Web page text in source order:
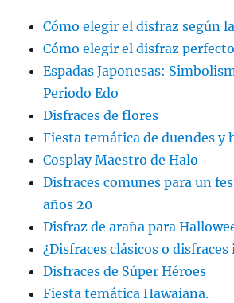
Cómo elegir el disfraz según
Cómo elegir el disfraz perfecto
Espadas Japonesas:
Periodo Edo
Disfraces de flores
Fiesta temática de duendes y
Cosplay Maestro de Halo
Disfraces comunes para un
años 20
Disfraz de araña para
¿Disfraces clásicos o
Disfraces de Súper Héroes
Fiesta temática Hawaiana.